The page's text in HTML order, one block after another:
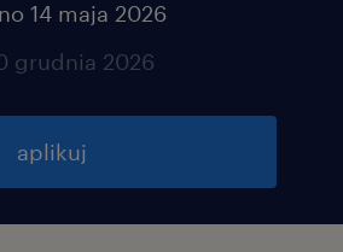
14 maja 2026
grudnia 2026
aplikuj